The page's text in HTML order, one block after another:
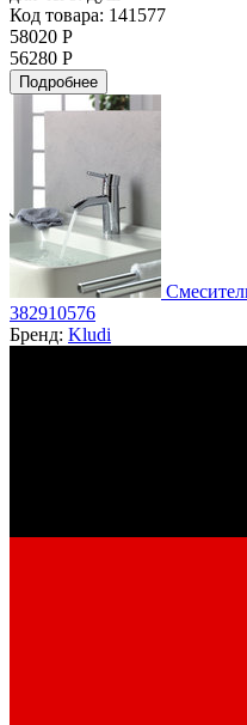
Код товара: 141577
58020 Р
56280 Р
Подробнее
382910576
Бренд: Kludi